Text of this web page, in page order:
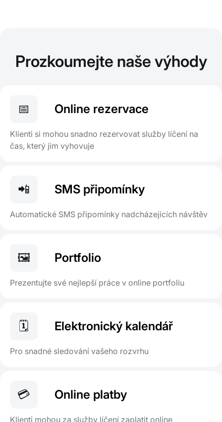
Prozkoumejte naše výhody
📅 Online rezervace
Klienti si mohou snadno rezervovat služby líčení na
čas, který jim vyhovuje
📲 SMS připomínky
Automatické SMS připomínky nadcházejících návštěv
🖼️ Portfolio
Prezentujte své nejlepší práce v online portfoliu
🗓️ Elektronický kalendář
Pro snadné sledování vašeho rozvrhu
💳 Online platby
Klienti mohou za služby líčení zaplatit online